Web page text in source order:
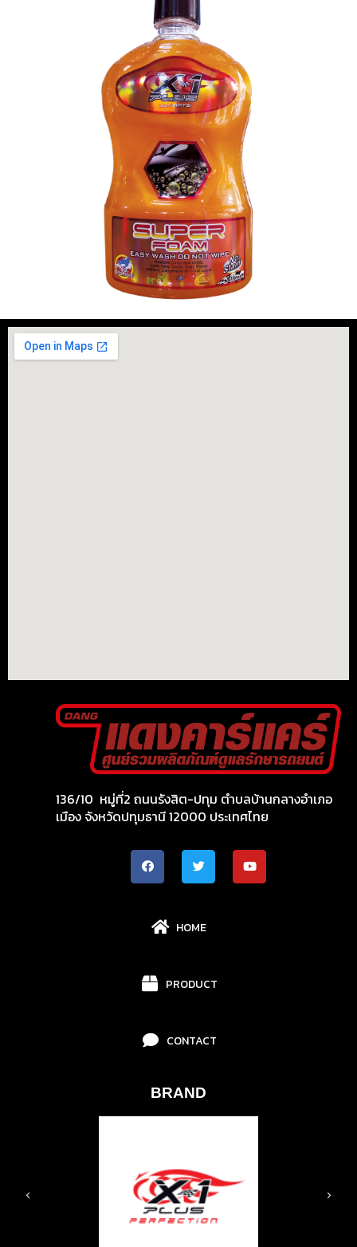
136/10 หมู่ที่2 ถนนรังสิต-ปทุม ตำบลบ้านกลางอำเภอ
เมือง จังหวัดปทุมธานี 12000 ประเทศไทย
HOME
PRODUCT
CONTACT
BRAND